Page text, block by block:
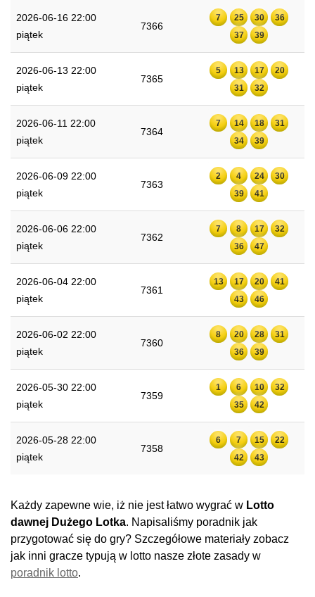
2026-06-16 22:00
piątek
7366
7 25 30
36
37
39
2026-06-13 22:00
piątek
7365
5 13 17
20
31
32
2026-06-11 22:00
piątek
7364
7 14 18
31
34
39
2026-06-09 22:00
piątek
7363
2 4 24
30
39
41
2026-06-06 22:00
piątek
7362
7 8 17
32
36
47
2026-06-04 22:00
piątek
7361
13 17 20
41
43
46
2026-06-02 22:00
piątek
7360
8 20 28
31
36
39
2026-05-30 22:00
piątek
7359
1 6 10
32
35
42
2026-05-28 22:00
piątek
7358
6 7 15
22
42
43
Każdy zapewne wie, iż nie jest łatwo wygrać w Lotto
dawnej Dużego Lotka. Napisaliśmy poradnik jak
przygotować się do gry? Szczegółowe materiały zobacz
jak inni gracze typują w lotto nasze złote zasady w
poradnik lotto.